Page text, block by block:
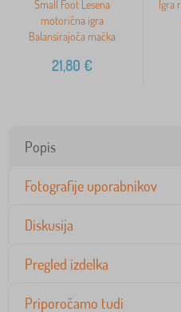
Small Foot Lesena
motorična igra
Balansirajoča mačka
21,80 €
Igra
Popis
Fotografije uporabnikov
Diskusija
Pregled izdelka
Priporočamo tudi